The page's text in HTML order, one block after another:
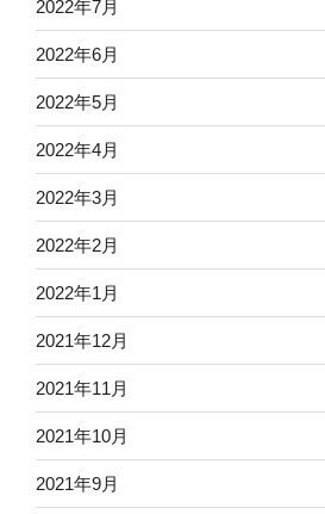
2022年7月
2022年6月
2022年5月
2022年4月
2022年3月
2022年2月
2022年1月
2021年12月
2021年11月
2021年10月
2021年9月